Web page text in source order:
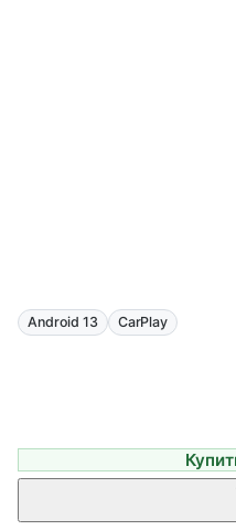
Android 13 CarPlay